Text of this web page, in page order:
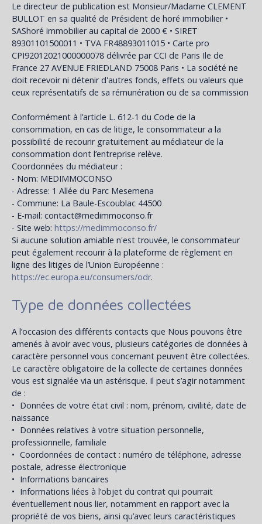
Le directeur de publication est Monsieur/Madame CLEMENT
BULLOT en sa qualité de Président de horé immobilier •
SAShoré immobilier au capital de 2000 € • SIRET
89301101500011 • TVA FR48893011015 • Carte pro
CPI92012021000000078 délivrée par CCI de Paris Ile de
France 27 AVENUE FRIEDLAND 75008 Paris • La société ne
doit recevoir ni détenir d'autres fonds, effets ou valeurs que
ceux représentatifs de sa rémunération ou de sa commission
Conformément à l’article L. 612-1 du Code de la
consommation, en cas de litige, le consommateur a la
possibilité de recourir gratuitement au médiateur de la
consommation dont l’entreprise relève.
Coordonnées du médiateur :
- Nom: MEDIMMOCONSO
- Adresse: 1 Allée du Parc Mesemena
- Commune: La Baule-Escoublac 44500
- E-mail: contact@medimmoconso.fr
- Site web: https://medimmoconso.fr/
Si aucune solution amiable n'est trouvée, le consommateur
peut également recourir à la plateforme de règlement en
ligne des litiges de l’Union Européenne :
https://ec.europa.eu/consumers/odr.
Type de données collectées
A l’occasion des différents contacts que Nous pouvons être
amenés à avoir avec vous, plusieurs catégories de données à
caractère personnel vous concernant peuvent être collectées.
Le caractère obligatoire de la collecte de certaines données
vous est signalée via un astérisque. Il peut s’agir notamment
de :
Données de votre état civil : nom, prénom, civilité, date de
naissance
Données relatives à votre situation personnelle,
professionnelle, familiale
Coordonnées de contact : numéro de téléphone, adresse
postale, adresse électronique
Informations bancaires
Informations liées à l’objet du contrat qui pourrait
éventuellement nous lier, notamment en rapport avec la
propriété de vos biens, ainsi qu’avec leurs caractéristiques